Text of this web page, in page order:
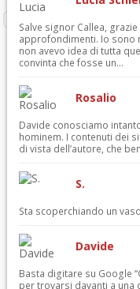
Salve signor Callea,
approfondimenti. Io sono
non avevo idea di tutta
convinta che fosse un...
Rosalio
Davide conosciamo
hominem. I contenuti dei
di vista dell’autore, che
S.
Sta scoperchiando un
Davide
Basta digitare su Google
per trovarsi davanti a una